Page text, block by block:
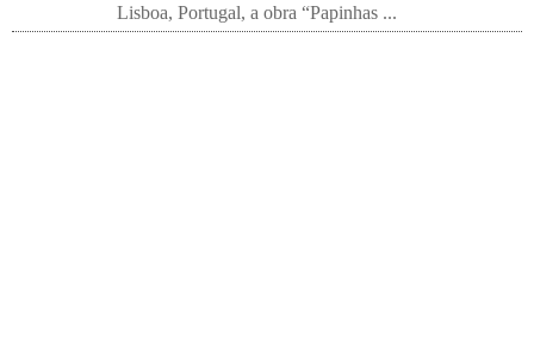
Lisboa, Portugal, a obra “Papinhas ...